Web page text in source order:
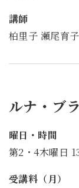
講師
柏里子 瀬尾育
ルナ・ブ
曜日・時間
第2・4木曜日
受講料（月）